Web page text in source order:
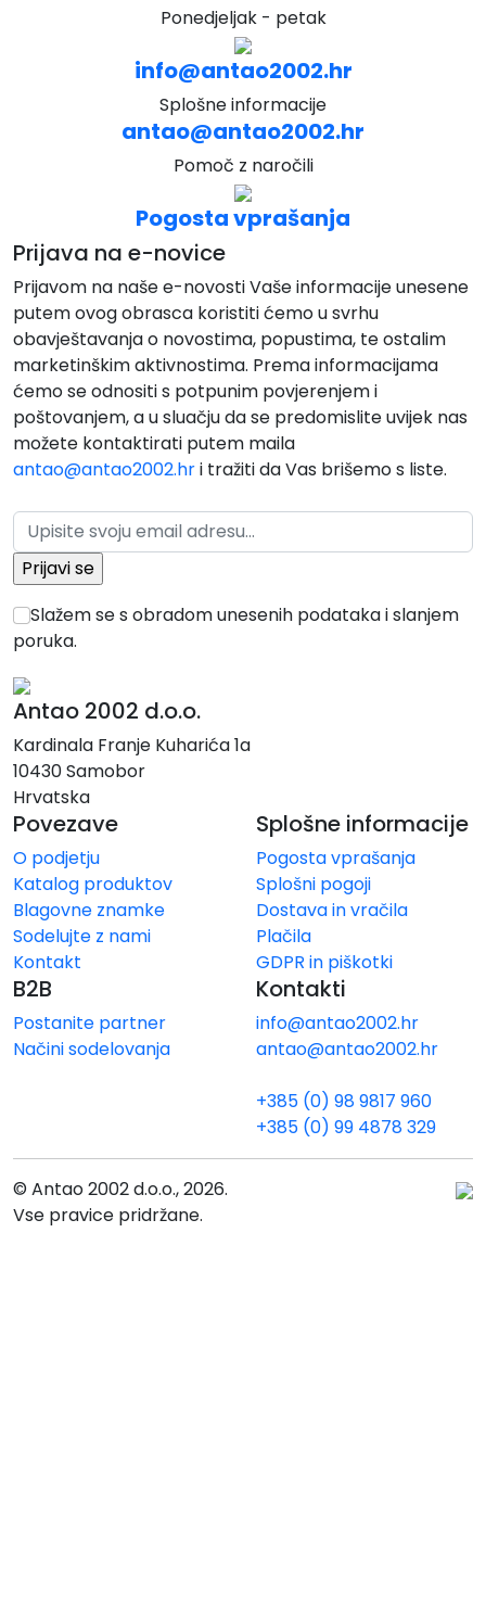
Ponedjeljak - petak
info@antao2002.hr
Splošne informacije
antao@antao2002.hr
Pomoč z naročili
Pogosta vprašanja
Prijava na e-novice
Prijavom na naše e-novosti Vaše informacije unesene
putem ovog obrasca koristiti ćemo u svrhu
obavještavanja o novostima, popustima, te ostalim
marketinškim aktivnostima. Prema informacijama
ćemo se odnositi s potpunim povjerenjem i
poštovanjem, a u sluačju da se predomislite uvijek nas
možete kontaktirati putem maila
antao@antao2002.hri tražiti da Vas brišemo s liste.
Slažem se s obradom unesenih podataka i slanjem
poruka.
Antao 2002 d.o.o.
Kardinala Franje Kuharića 1a
10430 Samobor
Hrvatska
Povezave
O podjetju
Katalog produktov
Blagovne znamke
Sodelujte z nami
Kontakt
Splošne informacije
Pogosta vprašanja
Splošni pogoji
Dostava in vračila
Plačila
GDPR in piškotki
B2B
Postanite partner
Načini sodelovanja
Kontakti
info@antao2002.hr
antao@antao2002.hr
+385 (0) 98 9817 960
+385 (0) 99 4878 329
© Antao 2002 d.o.o., 2026.
Vse pravice pridržane.